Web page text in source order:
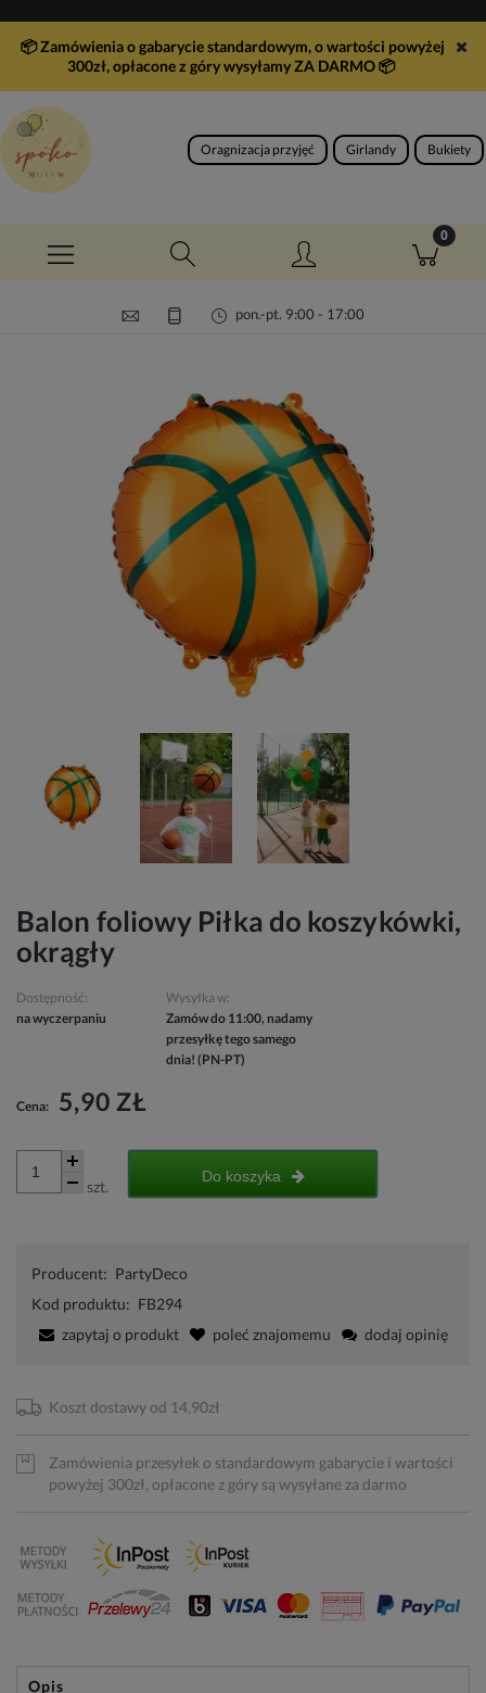
📦 Zamówienia o gabarycie standardowym, o wartości powyżej
300zł, opłacone z góry wysyłamy ZA DARMO📦
Oragnizacja przyjęć Girlandy Bukiety
pon.-pt. 9:00 - 17:00
Balon foliowy Piłka do koszykówki,
okrągły
Dostępność:
na wyczerpaniu
Wysyłka w:
Zamów do 11:00, nadamy
przesyłkę tego samego
dnia! (PN-PT)
Cena: 5,90 ZŁ
szt.
Do koszyka
Producent: PartyDeco
Kod produktu: FB294
zapytaj o produkt
poleć znajomemu dodaj opinię
Koszt dostawy od 14,90zł
Zamówienia przesyłek o standardowym gabarycie i wartości
powyżej 300zł, opłacone z góry są wysyłane za darmo
Opis